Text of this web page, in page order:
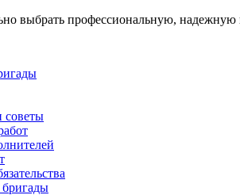
выбрать профессиональную,
советы
бригады